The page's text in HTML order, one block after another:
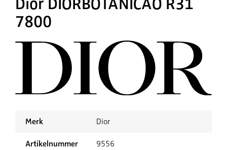
7800
Merk Dior
Artikelnummer 9556